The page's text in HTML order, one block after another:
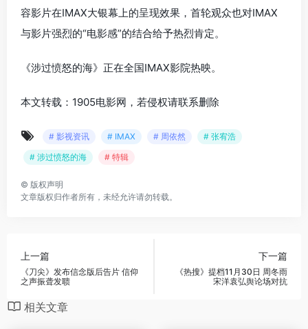
容影片在IMAX大银幕上的呈现效果，首轮观众也对IMAX
与影片强烈的“电影感”的结合给予热烈肯定。
《涉过愤怒的海》正在全国IMAX影院热映。
本文转载：1905电影网，若侵权请联系删除
# 影视资讯 # IMAX # 周依然
# 张宥浩
# 涉过愤怒的海
# 特辑
© 版权声明
文章版权归作者所有，未经允许请勿转载。
上一篇
《刀尖》发布信念版后告片 信仰
之声振聋发聩
下一篇
《热搜》提档11月30日 周冬雨
宋洋袁弘舆论场对抗
相关文章